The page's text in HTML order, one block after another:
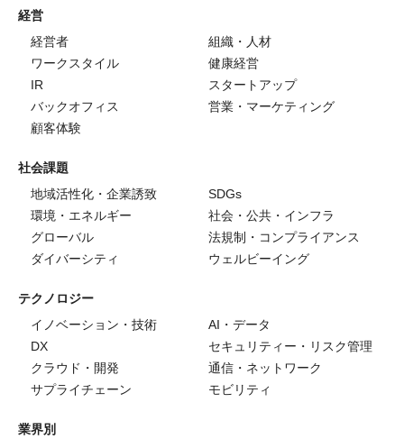
経営
経営者
組織・人材
ワークスタイル
健康経営
IR
スタートアップ
バックオフィス
営業・マーケティング
顧客体験
社会課題
地域活性化・企業誘致
SDGs
環境・エネルギー
社会・公共・インフラ
グローバル
法規制・コンプライアンス
ダイバーシティ
ウェルビーイング
テクノロジー
イノベーション・技術
AI・データ
DX
セキュリティー・リスク管理
クラウド・開発
通信・ネットワーク
サプライチェーン
モビリティ
業界別